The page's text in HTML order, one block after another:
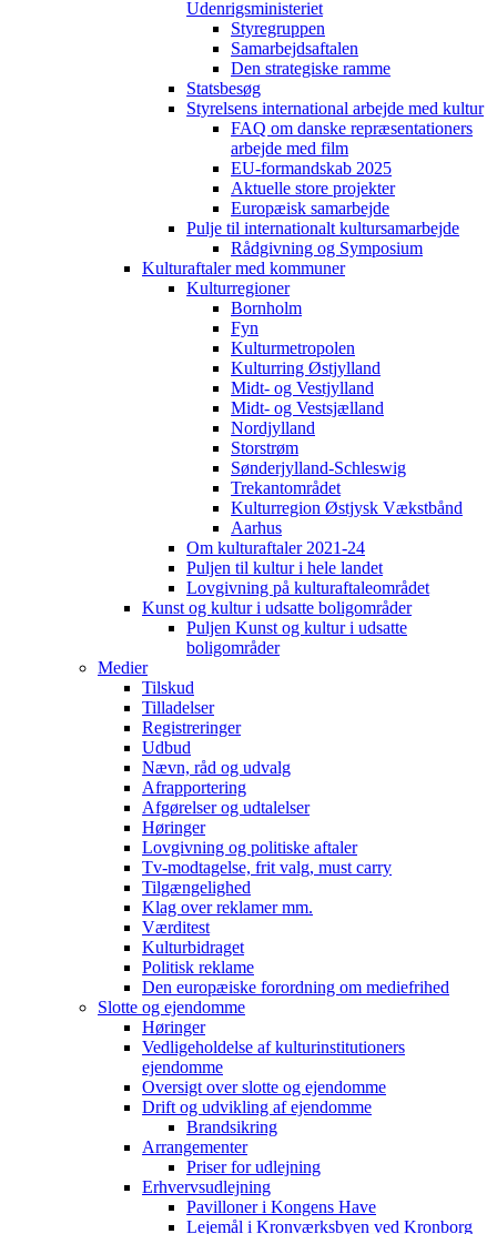
Udenrigsministeriet
Styregruppen
Samarbejdsaftalen
Den strategiske ramme
Statsbesøg
Styrelsens international arbejde med kultur
FAQ om danske repræsentationers
arbejde med film
EU-formandskab 2025
Aktuelle store projekter
Europæisk samarbejde
Pulje til internationalt kultursamarbejde
Rådgivning og Symposium
Kulturaftaler med kommuner
Kulturregioner
Bornholm
Fyn
Kulturmetropolen
Kulturring Østjylland
Midt- og Vestjylland
Midt- og Vestsjælland
Nordjylland
Storstrøm
Sønderjylland-Schleswig
Trekantområdet
Kulturregion Østjysk Vækstbånd
Aarhus
Om kulturaftaler 2021-24
Puljen til kultur i hele landet
Lovgivning på kulturaftaleområdet
Kunst og kultur i udsatte boligområder
Puljen Kunst og kultur i udsatte
boligområder
Medier
Tilskud
Tilladelser
Registreringer
Udbud
Nævn, råd og udvalg
Afrapportering
Afgørelser og udtalelser
Høringer
Lovgivning og politiske aftaler
Tv-modtagelse, frit valg, must carry
Tilgængelighed
Klag over reklamer mm.
Værditest
Kulturbidraget
Politisk reklame
Den europæiske forordning om mediefrihed
Slotte og ejendomme
Høringer
Vedligeholdelse af kulturinstitutioners
ejendomme
Oversigt over slotte og ejendomme
Drift og udvikling af ejendomme
Brandsikring
Arrangementer
Priser for udlejning
Erhvervsudlejning
Pavilloner i Kongens Have
Lejemål i Kronværksbyen ved Kronborg